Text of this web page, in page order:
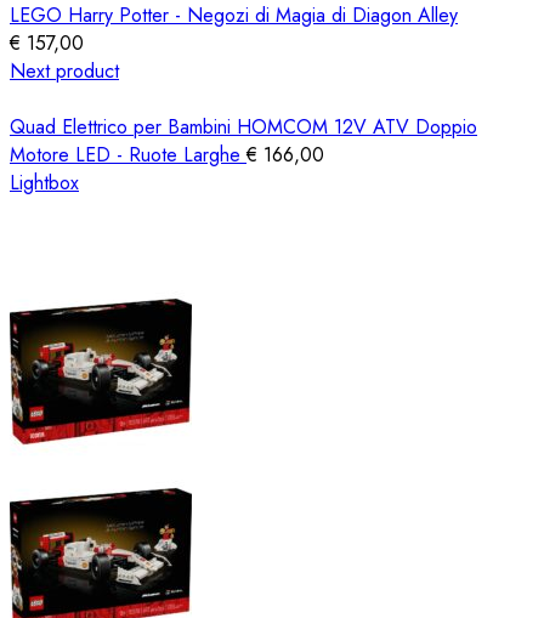
LEGO Harry Potter - Negozi di Magia di Diagon Alley
€ 157,00
Next product
Quad Elettrico per Bambini HOMCOM 12V ATV Doppio
Motore LED - Ruote Larghe€ 166,00
Lightbox